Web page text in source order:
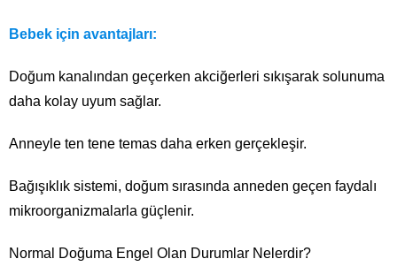
Bebek için avantajları:
Doğum kanalından geçerken akciğerleri sıkışarak solunuma
daha kolay uyum sağlar.
Anneyle ten tene temas daha erken gerçekleşir.
Bağışıklık sistemi, doğum sırasında anneden geçen faydalı
mikroorganizmalarla güçlenir.
Normal Doğuma Engel Olan Durumlar Nelerdir?